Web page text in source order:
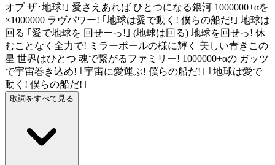
オブ ザ･地球!｣ 愛さえあれば ひとつになる銀河 1000000+αを
×1000000 ラヴパワー! ｢地球は愛で動く! 僕らの船だ!｣ 地球は
回る ｢愛で地球を 回せーっ!｣ (地球は回る) 地球を回せっ! 休
むことなく全力で! ミラーボールの様に輝く 美しい青きこの
星 世界はひとつ 魂で繋がるファミリー! 1000000+αの ガッツ
で宇宙巻き込め! ｢宇宙に愛運ぶ! 僕らの船だ!｣ ｢地球は愛で
動く! 僕らの船だ!｣
歌詞をすべて見る